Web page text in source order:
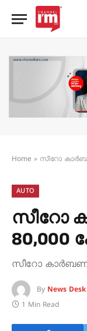
Home » സീറോ
AUTO
സീറോ
80,000
സീറോ
By News Desk
1 Min Read